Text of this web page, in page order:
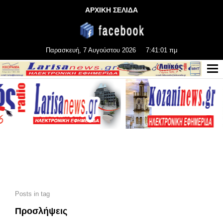
ΑΡΧΙΚΗ ΣΕΛΙΔΑ
Παρασκευή, 7 Αυγούστου 2026 7:41:03 πμ
Posts in tag
Προσλήψεις